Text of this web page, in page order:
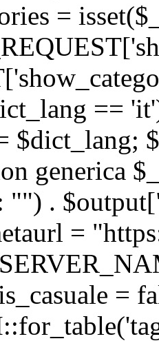
=
==
$dict_lang;
generica
.
=
=